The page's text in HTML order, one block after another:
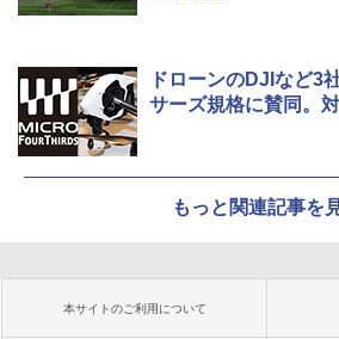
ドローンのDJIなど3
サーズ規格に賛同。
もっと関連記事を
本サイトのご利用について